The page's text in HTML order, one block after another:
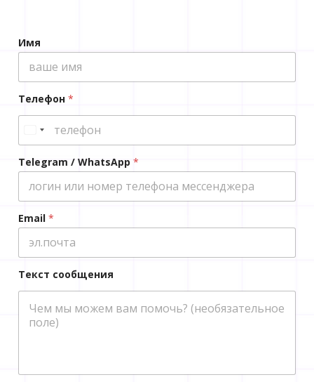
m
a
l
*
Имя
Телефон *
Telegram / WhatsApp *
Email *
Текст сообщения